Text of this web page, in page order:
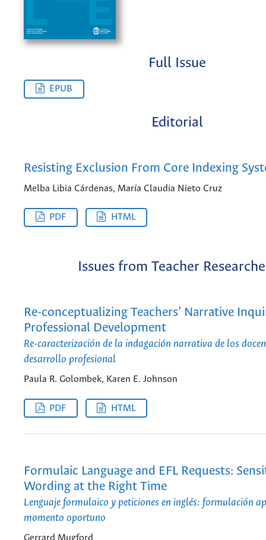
Full Issue
EPUB
Editorial
Resisting Exclusion From Core Indexing
Melba Libia Cárdenas, María Claudia Nieto Cruz
PDF HTML
Issues from Teacher
Re-conceptualizing Teachers’ Narrative
Professional Development
Re-caracterización de la indagación narrativa de los
desarrollo profesional
Paula R. Golombek, Karen E. Johnson
PDF HTML
Formulaic Language and EFL Requests:
Wording at the Right Time
Lenguaje formulaico y peticiones en inglés: formulación
momento oportuno